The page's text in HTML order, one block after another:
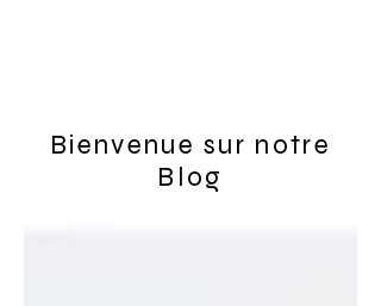
Bienvenue sur notre
Blog